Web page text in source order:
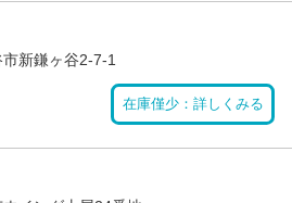
新鎌ヶ谷2-7-1
在庫僅少：詳しくみる